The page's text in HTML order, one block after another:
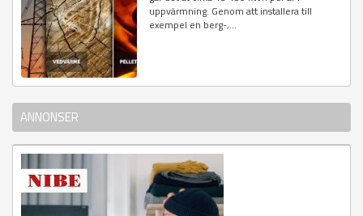
uppvärmning. Genom att installera till
exempel en berg-,...
ANNONSER